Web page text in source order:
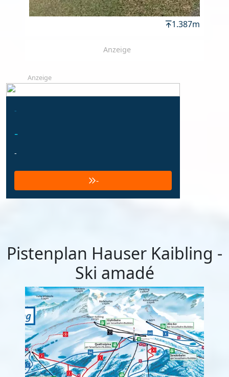
1.387m
Anzeige
Anzeige
-
-
-
-
Pistenplan Hauser Kaibling -
Ski amadé